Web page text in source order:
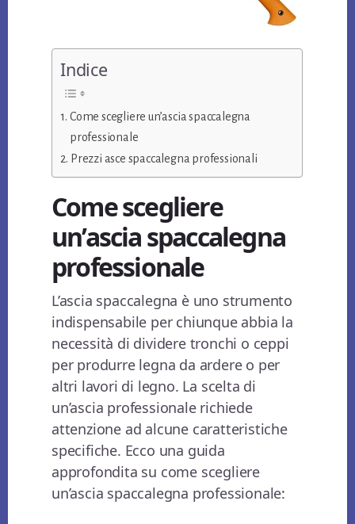
Indice
Come scegliere un’ascia spaccalegna
professionale
Prezzi asce spaccalegna professionali
Come scegliere
un’ascia spaccalegna
professionale
L’ascia spaccalegna è uno strumento
indispensabile per chiunque abbia la
necessità di dividere tronchi o ceppi
per produrre legna da ardere o per
altri lavori di legno. La scelta di
un’ascia professionale richiede
attenzione ad alcune caratteristiche
specifiche. Ecco una guida
approfondita su come scegliere
un’ascia spaccalegna professionale: